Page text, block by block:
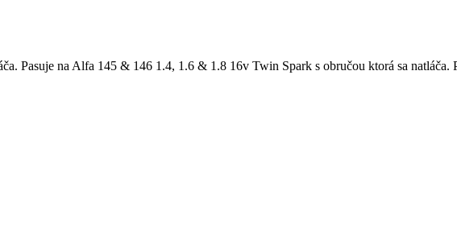
Pasuje na Alfa 145 & 146 1.4, 1.6 & 1.8 16v Twin Spark s obručou ktorá sa